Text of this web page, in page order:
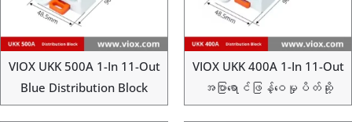
VIOX UKK 500A 1-In 11-Out
Blue Distribution Block
VIOX UKK 400A 1-In 11-Out
အပြာရောင်ဖြန့်ဝေမှုပိတ်ဆို့